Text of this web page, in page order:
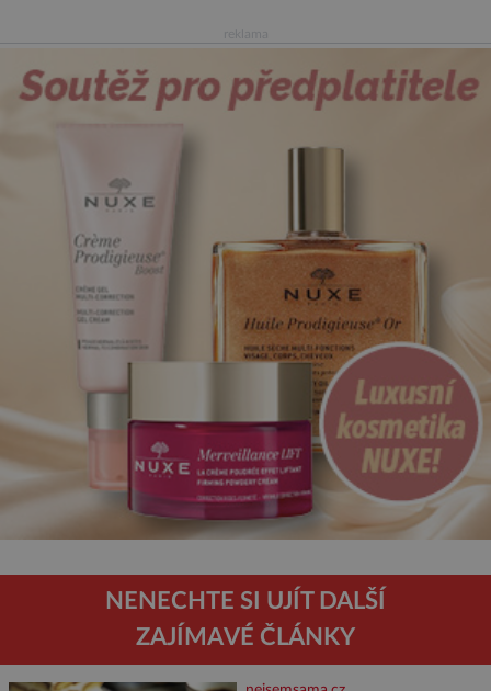
NENECHTE SI UJÍT DALŠÍ
ZAJÍMAVÉ ČLÁNKY